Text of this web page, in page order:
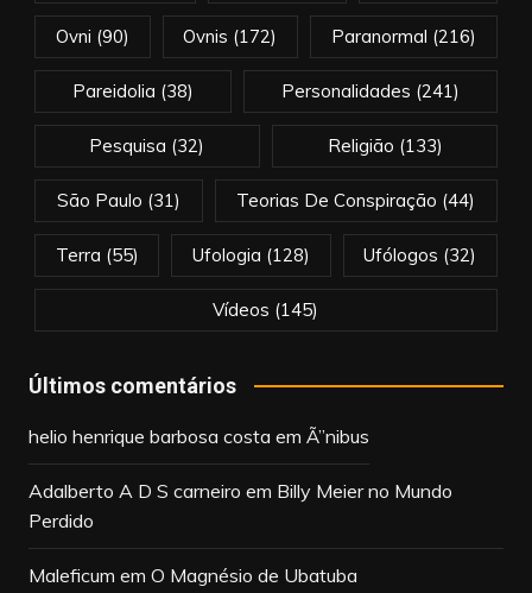
Ovni (90) Ovnis (172) Paranormal (216)
Pareidolia (38) Personalidades (241)
Pesquisa (32) Religião (133)
São Paulo (31) Teorias De Conspiração (44)
Terra (55) Ufologia (128) Ufólogos (32)
Vídeos (145)
Últimos comentários
helio henrique barbosa costa em Ã”nibus
Adalberto A D S carneiro em Billy Meier no Mundo
Perdido
Maleficum em O Magnésio de Ubatuba